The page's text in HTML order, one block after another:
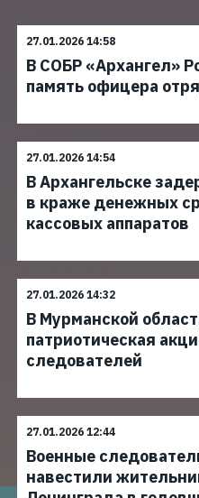
27.01.2026 14:58
В СОБР «Архангел»
память офицера
27.01.2026 14:54
В Архангельске
в краже денежных
кассовых аппаратов
27.01.2026 14:32
В Мурманской
патриотическая
следователей
27.01.2026 12:44
Военные
навестили